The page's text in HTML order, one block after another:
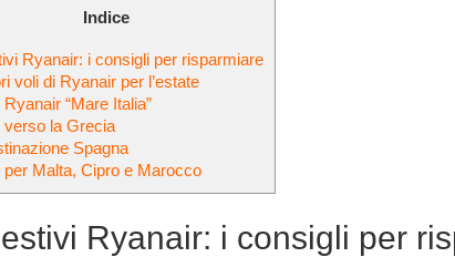
Indice
Ryanair: i consigli per risparmiare
voli di Ryanair per l’estate
Ryanair “Mare Italia”
verso la Grecia
Spagna
per Malta, Cipro e Marocco
Ryanair: i consigli per